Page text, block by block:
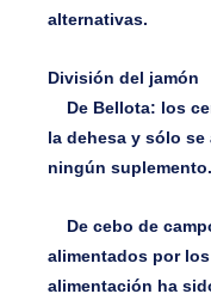
alternativas.
División del jamón
De Bellota: los
la dehesa y sólo
ningún suplemento.
De cebo de
alimentados por
alimentación ha